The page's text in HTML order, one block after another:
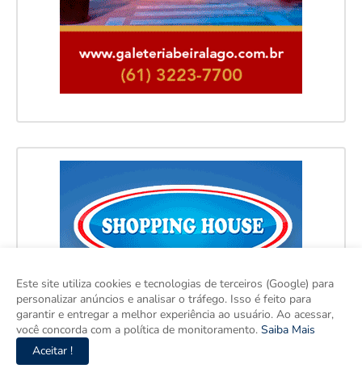
Este site utiliza cookies e tecnologias de terceiros (Google) para
personalizar anúncios e analisar o tráfego. Isso é feito para
garantir e entregar a melhor experiência ao usuário. Ao acessar,
você concorda com a política de monitoramento. Saiba Mais
Aceitar !